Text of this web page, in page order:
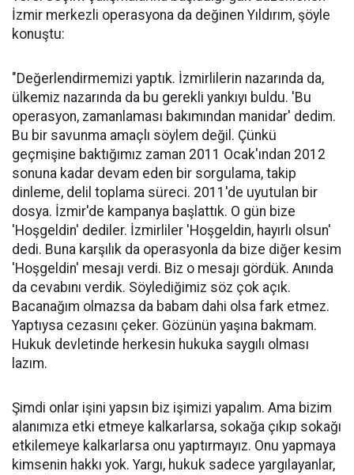
İzmir merkezli operasyona da değinen Yıldırım, şöyle
konuştu:
"Değerlendirmemizi yaptık. İzmirlilerin nazarında da,
ülkemiz nazarında da bu gerekli yankıyı buldu. 'Bu
operasyon, zamanlaması bakımından manidar' dedim.
Bu bir savunma amaçlı söylem değil. Çünkü
geçmişine baktığımız zaman 2011 Ocak'ından 2012
sonuna kadar devam eden bir sorgulama, takip
dinleme, delil toplama süreci. 2011'de uyutulan bir
dosya. İzmir'de kampanya başlattık. O gün bize
'Hoşgeldin' dediler. İzmirliler 'Hoşgeldin, hayırlı olsun'
dedi. Buna karşılık da operasyonla da bize diğer kesim
'Hoşgeldin' mesajı verdi. Biz o mesajı gördük. Anında
da cevabını verdik. Söylediğimiz söz çok açık.
Bacanağım olmazsa da babam dahi olsa fark etmez.
Yaptıysa cezasını çeker. Gözünün yaşına bakmam.
Hukuk devletinde herkesin hukuka saygılı olması
lazım.
Şimdi onlar işini yapsın biz işimizi yapalım. Ama bizim
alanımıza etki etmeye kalkarlarsa, sokağa çıkıp sokağı
etkilemeye kalkarlarsa onu yaptırmayız. Onu yapmaya
kimsenin hakkı yok. Yargı, hukuk sadece yargılayanlar,